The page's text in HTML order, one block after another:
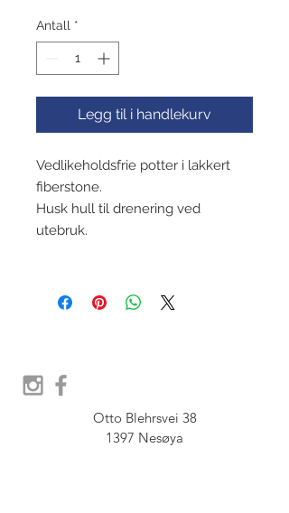
Antall *
Legg til i handlekurv
Vedlikeholdsfrie potter i lakkert
fiberstone.
Husk hull til drenering ved
utebruk.
Otto Blehrsvei 38
1397 Nesøya